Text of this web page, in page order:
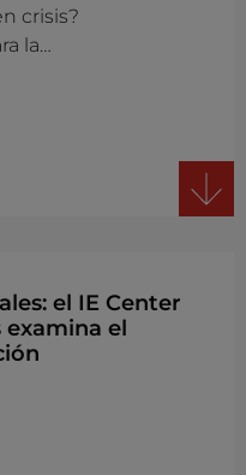
crisis?
la…
el IE Center
el